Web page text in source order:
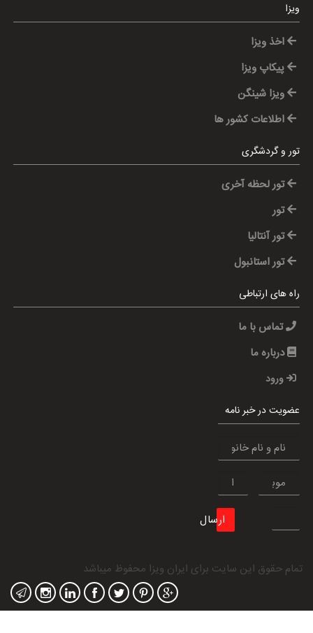
ویزا
اخذ ویزا
پیکاپ ویزا
ویزا شینگن
اطلاعات کشور ها
تور و گردشگری
تور لحظه آخری
تور
تور آنتالیا
تور استانبول
راه های ارتباطی
تماس با ما
درباره ما
ورود
عضویت در خبر نامه
ارسال
تمام حقوق این سایت برای ایران ویزا محفوظ میباشد